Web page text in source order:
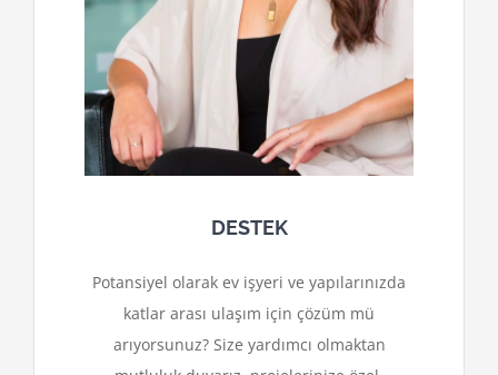
DESTEK
Potansiyel olarak ev işyeri ve yapılarınızda
katlar arası ulaşım için çözüm mü
arıyorsunuz? Size yardımcı olmaktan